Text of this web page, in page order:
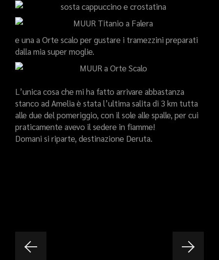
e una a Orte scalo per gustare i tramezzini preparati
dalla mia super moglie.
L’unica cosa che mi ha fatto arrivare abbastanza
stanco ad Amelia è stata l’ultima salita di 3 km tutta
alle due del pomeriggio, con il sole alle spalle, per cui
praticamente avevo il sedere in fiamme!
Domani si riparte, destinazione Deruta.